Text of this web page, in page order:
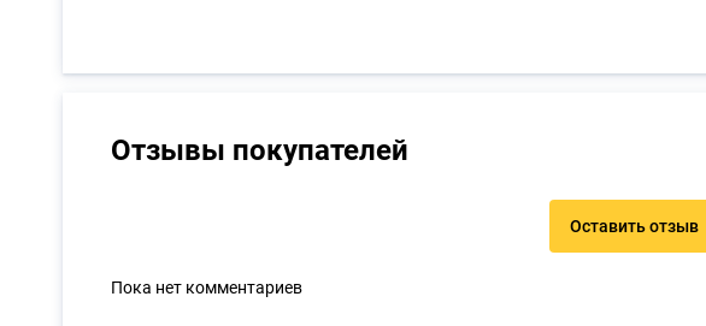
Отзывы покупателей
Оставить отзыв
Пока нет комментариев